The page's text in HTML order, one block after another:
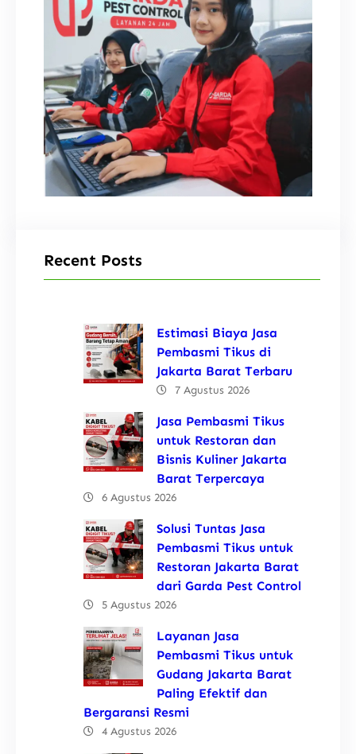
Recent Posts
Estimasi Biaya Jasa
Pembasmi Tikus di
Jakarta Barat Terbaru
7 Agustus 2026
Jasa Pembasmi Tikus
untuk Restoran dan
Bisnis Kuliner Jakarta
Barat Terpercaya
6 Agustus 2026
Solusi Tuntas Jasa
Pembasmi Tikus untuk
Restoran Jakarta Barat
dari Garda Pest Control
5 Agustus 2026
Layanan Jasa
Pembasmi Tikus untuk
Gudang Jakarta Barat
Paling Efektif dan
Bergaransi Resmi
4 Agustus 2026